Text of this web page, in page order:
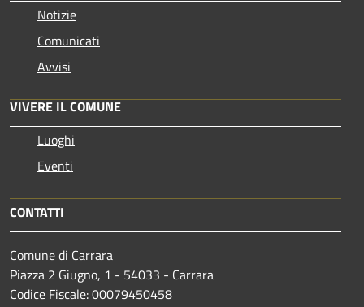
Notizie
Comunicati
Avvisi
VIVERE IL COMUNE
Luoghi
Eventi
CONTATTI
Comune di Carrara
Piazza 2 Giugno, 1 - 54033 - Carrara
Codice Fiscale: 00079450458